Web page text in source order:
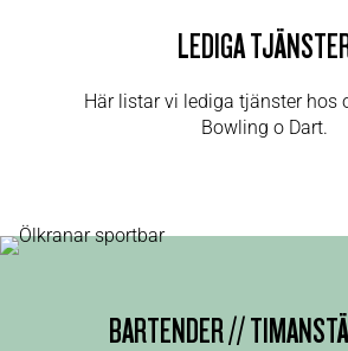
LEDIGA
Här listar vi lediga tjänster hos
Bowling o Dart.
BARTENDER //